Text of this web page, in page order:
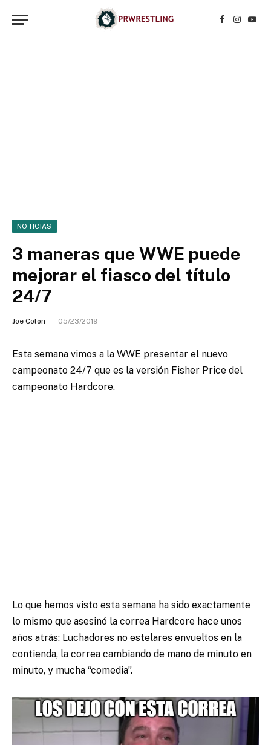
Facebook
NOTICIAS
3 maneras que WWE puede
mejorar el fiasco del título
24/7
Joe Colon 05/23/2019
Esta semana vimos a la WWE presentar el nuevo
campeonato 24/7 que es la versión Fisher Price del
campeonato Hardcore.
Lo que hemos visto esta semana ha sido exactamente
lo mismo que asesinó la correa Hardcore hace unos
años atrás: Luchadores no estelares envueltos en la
contienda, la correa cambiando de mano de minuto en
minuto, y mucha “comedia”.